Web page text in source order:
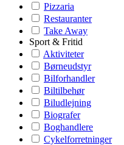
Pizzaria
Restauranter
Take Away
Sport & Fritid
Aktiviteter
Børneudstyr
Bilforhandler
Biltilbehør
Biludlejning
Biografer
Boghandlere
Cykelforretninger